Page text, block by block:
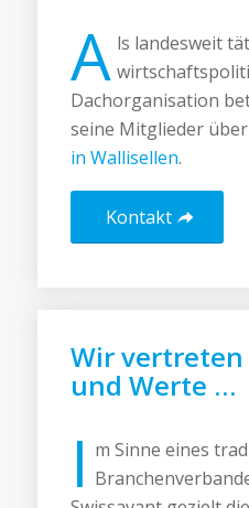
A ls landesweit
Dachorganisation
seine Mitglieder
in Wallisellen.
Kontakt
Wir
und Werte …
I m Sinne eines